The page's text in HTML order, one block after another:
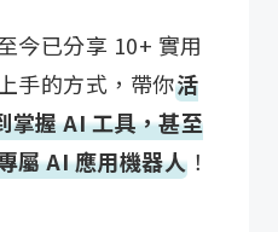
今已分享 10+ 實用
手的方式，帶你活
握 AI 工具，甚至
屬 AI 應用機器人 ！